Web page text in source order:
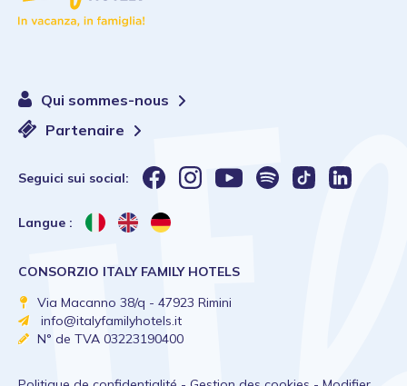
Qui sommes-nous
Partenaire
Seguici sui social:
Langue :
CONSORZIO ITALY FAMILY HOTELS
Via Macanno 38/q - 47923 Rimini
info@italyfamilyhotels.it
N° de TVA 03223190400